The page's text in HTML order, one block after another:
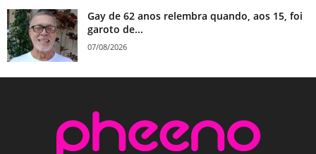
Gay de 62 anos relembra quando, aos 15, foi
garoto de...
07/08/2026